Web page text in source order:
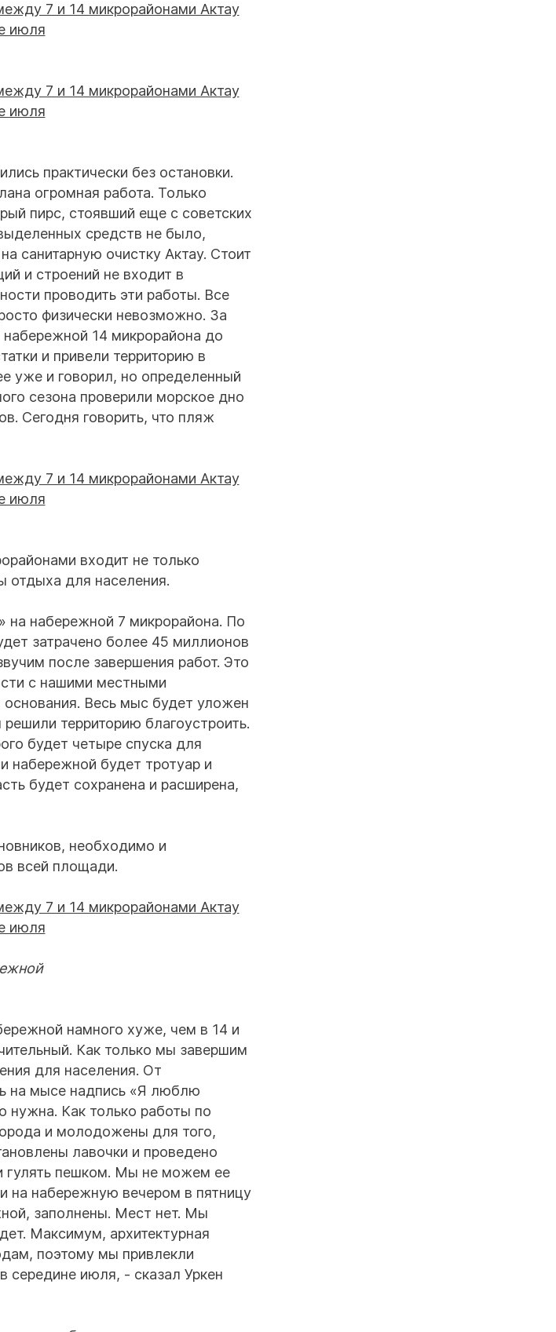
практически без остановки.
огромная работа. Только
пирс, стоявший еще с советских
средств не было,
санитарную очистку Актау. Стоит
и строений не входит в
проводить эти работы. Все
физически невозможно. За
14 микрорайона до
и привели территорию в
уже и говорил, но определенный
сезона проверили морское дно
Сегодня говорить, что пляж
входит не только
отдыха для населения.
на набережной 7 микрорайона. По
затрачено более 45 миллионов
после завершения работ. Это
с нашими местными
основания. Весь мыс будет уложен
территорию благоустроить.
будет четыре спуска для
набережной будет тротуар и
будет сохранена и расширена,
необходимо и
всей площади.
намного хуже, чем в 14 и
Как только мы завершим
для населения. От
на мысе надпись «Я люблю
нужна. Как только работы по
и молодожены для того,
лавочки и проведено
гулять пешком. Мы не можем ее
на набережную вечером в пятницу
заполнены. Мест нет. Мы
Максимум, архитектурная
поэтому мы привлекли
середине июля, - сказал Уркен